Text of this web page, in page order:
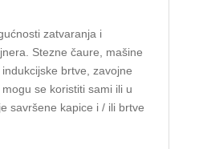
zatvaranja i
Stezne čaure, mašine
brtve, zavojne
se koristiti sami ili u
savršene kapice i / ili brtve